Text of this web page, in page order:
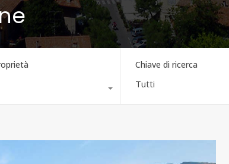
Chiave di ricerca